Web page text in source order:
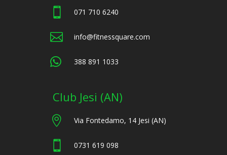
071 710 6240
 info@fitnessquare.com
 388 891 1033
Club Jesi (AN)
 Via Fontedamo, 14 Jesi (AN)
0731 619 098